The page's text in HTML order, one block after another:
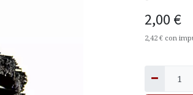
2,00 €
2,42 € con